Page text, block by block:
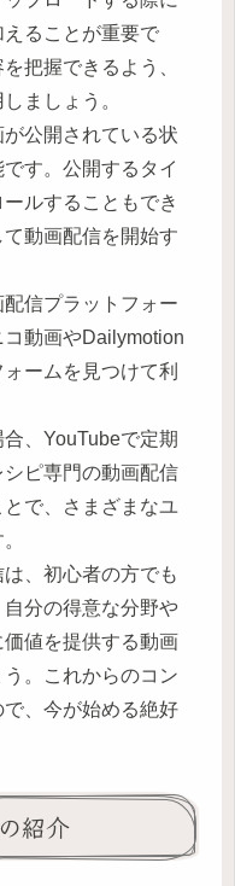
ることが重要で
把握できるよう、
ましょう。
公開されている状
す。公開するタイ
ルすることもでき
動画配信を開始す
信プラットフォー
動画やDailymotion
ームを見つけて利
、YouTubeで定期
ピ専門の動画配信
で、さまざまなユ
、初心者の方でも
分の得意な分野や
値を提供する動画
。これからのコン
、今が始める絶好
紹介